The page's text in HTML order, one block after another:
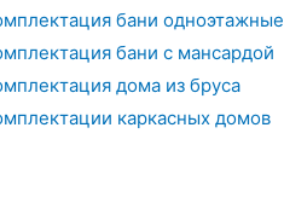
бани одноэтажные
бани с мансардой
дома из бруса
каркасных домов